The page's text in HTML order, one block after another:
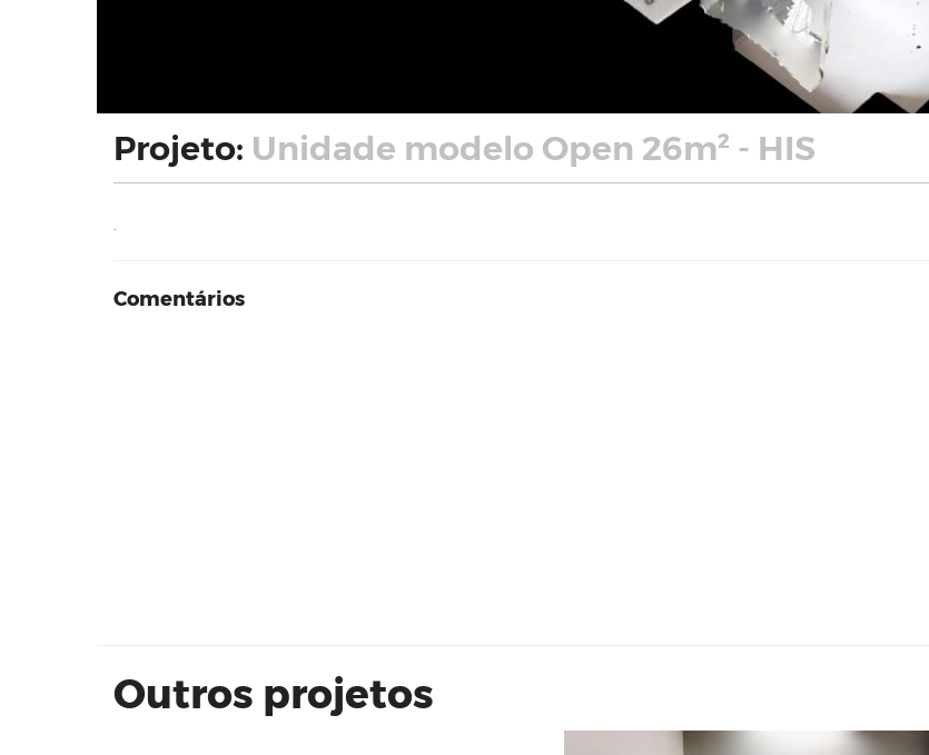
Projeto: Unidade modelo Open 26m² - HIS
Comentários
Outros projetos